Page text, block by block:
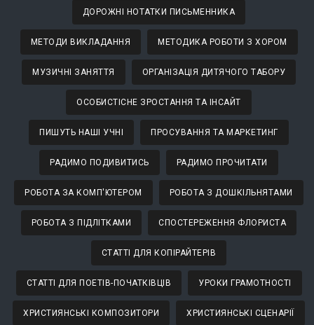
ДОРОЖНІ НОТАТКИ ПИСЬМЕННИКА
МЕТОДИ ВИКЛАДАННЯ МЕТОДИКА РОБОТИ З ХОРОМ
МУЗИЧНІ ЗАНЯТТЯ ОРГАНІЗАЦІЯ ДИТЯЧОГО ТАБОРУ
ОСОБИСТІСНЕ ЗРОСТАННЯ ТА ІНСАЙТ
ПИШУТЬ НАШІ УЧНІ ПРОСУВАННЯ ТА МАРКЕТИНГ
РАДИМО ПОДИВИТИСЬ РАДИМО ПРОЧИТАТИ
РОБОТА ЗА КОМП'ЮТЕРОМ РОБОТА З ДОШКІЛЬНЯТАМИ
РОБОТА З ПІДЛІТКАМИ СПОСТЕРЕЖЕННЯ ФЛОРИСТА
СТАТТІ ДЛЯ КОПІРАЙТЕРІВ
СТАТТІ ДЛЯ ПОЕТІВ-ПОЧАТКІВЦІВ УРОКИ ГРАМОТНОСТІ
ХРИСТИЯНСЬКІ КОМПОЗИТОРИ ХРИСТИЯНСЬКІ СЦЕНАРІЇ